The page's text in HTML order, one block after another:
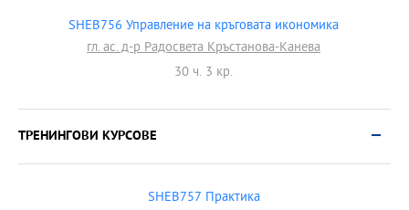
SHEB756 Управление на кръговата икономика
гл. ас. д-р Радосвета Кръстанова-Канева
30 ч. 3 кр.
ТРЕНИНГОВИ КУРСОВЕ
SHEB757 Практика